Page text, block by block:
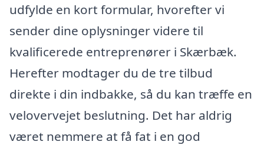
udfylde en kort formular, hvorefter vi
sender dine oplysninger videre til
kvalificerede entreprenører i Skærbæk.
Herefter modtager du de tre tilbud
direkte i din indbakke, så du kan træffe en
velovervejet beslutning. Det har aldrig
været nemmere at få fat i en god